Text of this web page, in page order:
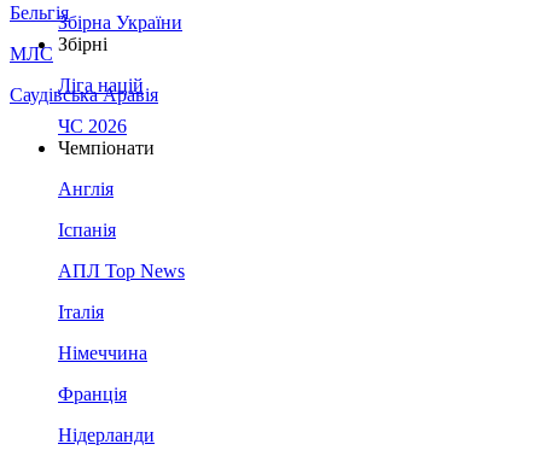
Бельгія
МЛС
Саудівська Аравія
Збірна України
Збірні
Ліга націй
ЧС 2026
Чемпіонати
Англія
Іспанія
АПЛ Top News
Італія
Німеччина
Франція
Нідерланди